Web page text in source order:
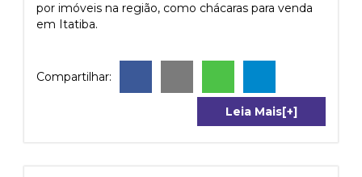
por imóveis na região, como chácaras para venda
em Itatiba.
Compartilhar:
Leia Mais[+]